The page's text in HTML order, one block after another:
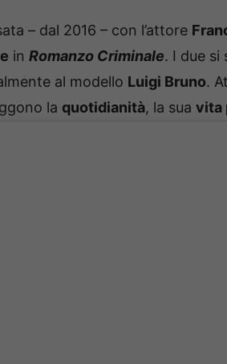
– dal 2016 – con l’attore
in Romanzo Criminale. I due si
al modello Luigi Bruno.
la quotidianità, la sua vita